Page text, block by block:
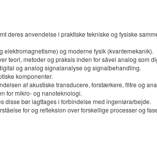
deres anvendelse i praktiske tekniske og fysiske
og moderne fysik (kvantemekanik).
teori, metoder og praksis inden for såvel analog som
og analog signalanalyse og signalbehandling.
komponenter.
af akustiske transducere, forstærkere, filtre og
for mikro- og nanoteknologi.
disse bør iagttages i forbindelse med ingeniørarbejde.
for og refleksion over forskellige processer og